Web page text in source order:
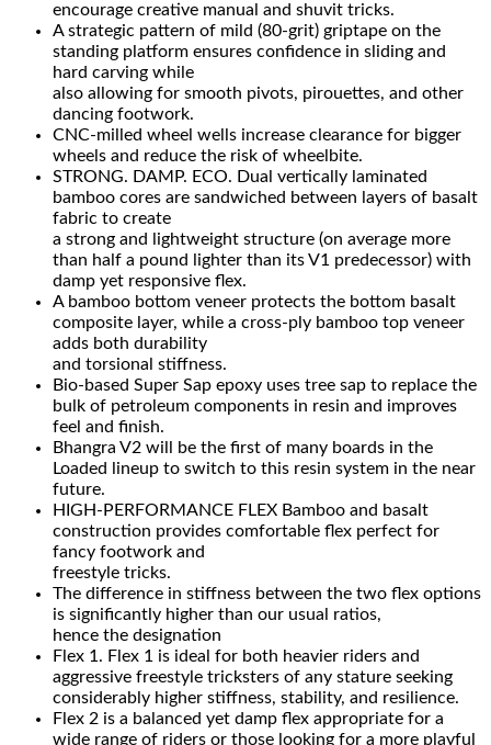
encourage creative manual and shuvit tricks.
A strategic pattern of mild (80-grit) griptape on the
standing platform ensures confidence in sliding and
hard carving while
also allowing for smooth pivots, pirouettes, and other
dancing footwork.
CNC-milled wheel wells increase clearance for bigger
wheels and reduce the risk of wheelbite.
STRONG. DAMP. ECO. Dual vertically laminated
bamboo cores are sandwiched between layers of basalt
fabric to create
a strong and lightweight structure (on average more
than half a pound lighter than its V1 predecessor) with
damp yet responsive flex.
A bamboo bottom veneer protects the bottom basalt
composite layer, while a cross-ply bamboo top veneer
adds both durability
and torsional stiffness.
Bio-based Super Sap epoxy uses tree sap to replace the
bulk of petroleum components in resin and improves
feel and finish.
Bhangra V2 will be the first of many boards in the
Loaded lineup to switch to this resin system in the near
future.
HIGH-PERFORMANCE FLEX Bamboo and basalt
construction provides comfortable flex perfect for
fancy footwork and
freestyle tricks.
The difference in stiffness between the two flex options
is significantly higher than our usual ratios,
hence the designation
Flex 1. Flex 1 is ideal for both heavier riders and
aggressive freestyle tricksters of any stature seeking
considerably higher stiffness, stability, and resilience.
Flex 2 is a balanced yet damp flex appropriate for a
wide range of riders or those looking for a more playful